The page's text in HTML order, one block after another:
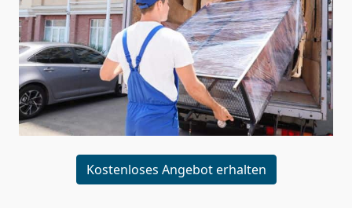
Kostenloses Angebot erhalten